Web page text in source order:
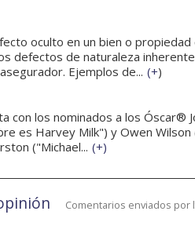
oculto en un bien o
defectos de naturaleza
Ejemplos de... (+)
con los nominados a los Óscar®
es Harvey Milk") y Owen
("Michael... (+)
Comentarios enviados por